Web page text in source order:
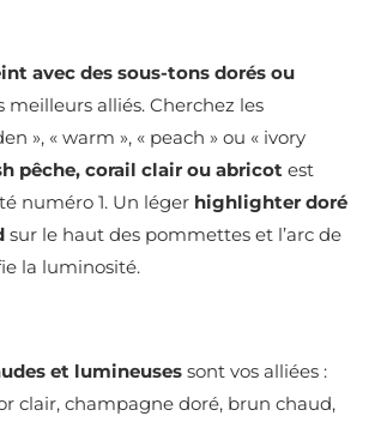
avec des sous-tons dorés ou
meilleurs alliés. Cherchez les
», « warm », « peach » ou « ivory
pêche, corail clair ou abricot est
numéro 1. Un léger highlighter doré
sur le haut des pommettes et l’arc de
la luminosité.
et lumineuses sont vos alliées :
clair, champagne doré, brun chaud,